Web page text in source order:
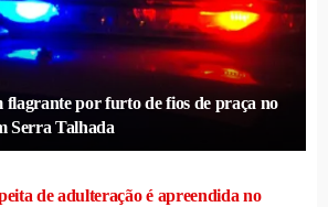
flagrante por furto de fios de praça no
Serra Talhada
de adulteração é apreendida no